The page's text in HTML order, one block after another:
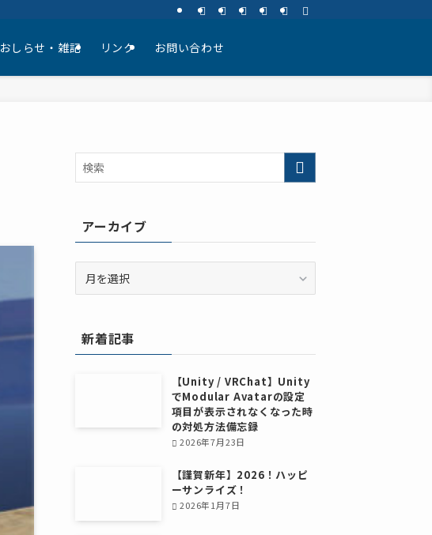
おしらせ・雑記 リンク お問い合わせ
アーカイブ
ー
ブ
新着記事
【Unity / VRChat】Unity
でModular Avatarの設定
項目が表示されなくなった時
の対処方法備忘録
2026年7月23日
【謹賀新年】2026！ハッピ
ーサンライズ！
2026年1月7日